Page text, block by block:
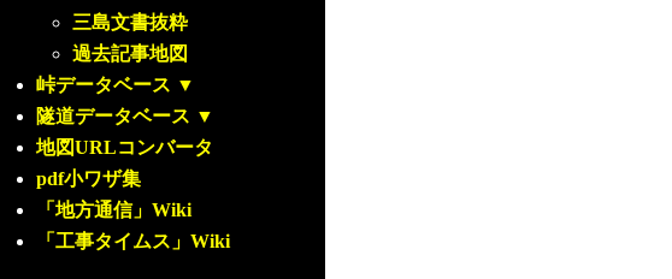
三島文書抜粋
過去記事地図
峠データベース ▼
隧道データベース ▼
地図URLコンバータ
pdf小ワザ集
「地方通信」Wiki
「工事タイムス」Wiki